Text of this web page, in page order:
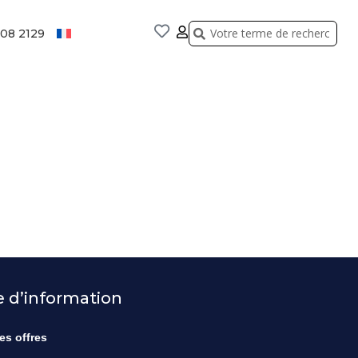
2129 Rechercher
Rechercher
d’information
offres